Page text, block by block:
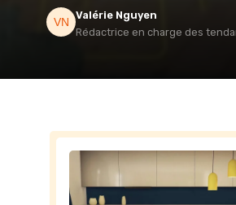
Valérie Nguyen
Rédactrice en charge des